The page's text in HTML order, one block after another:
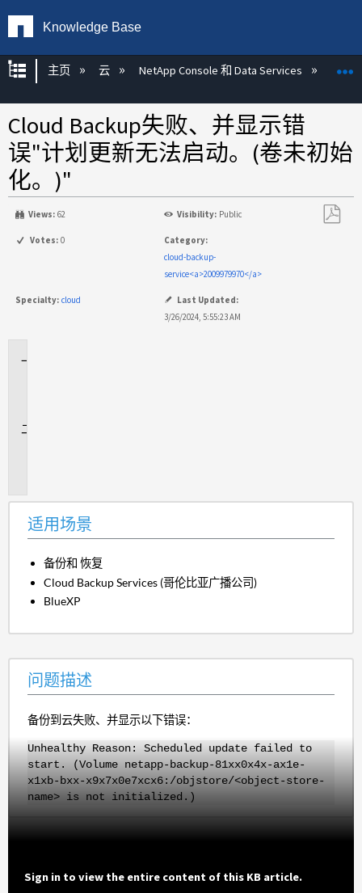
Knowledge Base
扩展/隐缩全局层次
主页 云 NetApp Console 和 Data Services
Cloud Backup失败、并显示错
误"计划更新无法启动。(卷未初始
化。)"
Views: 62 Visibility: Public
Votes: 0
Category:
cloud-backup-
service<a>2009979970</a>
Specialty: cloud
Last Updated:
3/26/2024, 5:55:23 AM
适用场景
备份和 恢复
Cloud Backup Services (哥伦比亚广播公司)
BlueXP
问题描述
备份到云失败、并显示以下错误：
Unhealthy Reason: Scheduled update failed to
start. (Volume netapp-backup-81xx0x4x-ax1e-
x1xb-bxx-x9x7x0e7xcx6:/objstore/<object-store-
name> is not initialized.)
Sign in to view the entire content of this KB article.